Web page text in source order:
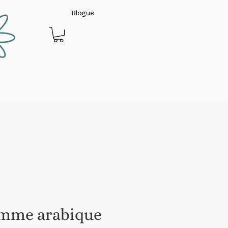
Blogue
arabique